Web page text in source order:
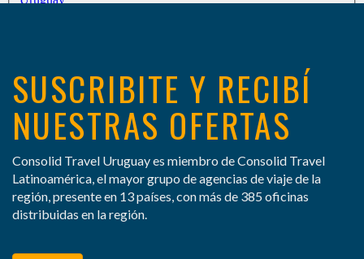
SUSCRIBITE Y RECIBÍ
NUESTRAS OFERTAS
Consolid Travel Uruguay es miembro de Consolid Travel
Latinoamérica, el mayor grupo de agencias de viaje de la
región, presente en 13 países, con más de 385 oficinas
distribuidas en la región.